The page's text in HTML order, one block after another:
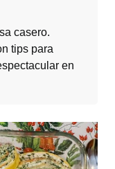
casero.
tips para
en